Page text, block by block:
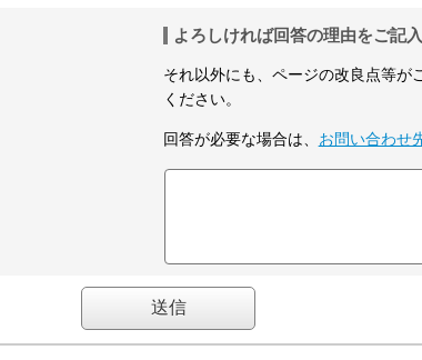
よろしければ回答の理由をご記
それ以外にも、ページの改良点等が
ください。
回答が必要な場合は、 お問い合わせ